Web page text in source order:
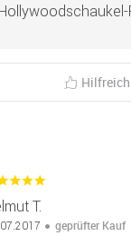
Hollywoodschaukel-
T.
geprüfter Kauf